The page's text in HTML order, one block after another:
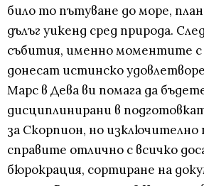
било то пътуване до море,
дълъг уикенд сред природа.
събития, именно моментите
донесат истинско
Марс в Дева ви помага да
дисциплинирани в
за Скорпион, но изключително
справите отлично с всичко
бюрокрация, сортиране на